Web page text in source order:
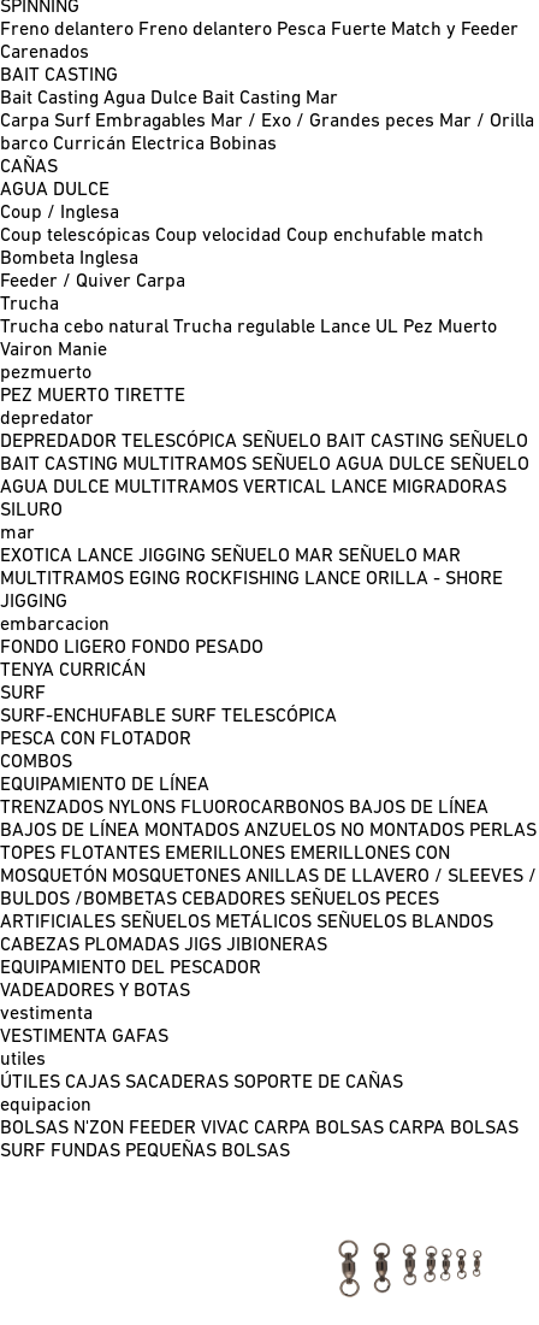
SPINNING
Freno delantero Freno delantero Pesca Fuerte Match y Feeder
Carenados
BAIT CASTING
Bait Casting Agua Dulce Bait Casting Mar
Carpa Surf Embragables Mar / Exo / Grandes peces Mar / Orilla
barco Curricán Electrica Bobinas
CAÑAS
AGUA DULCE
Coup / Inglesa
Coup telescópicas Coup velocidad Coup enchufable match
Bombeta
Inglesa
Feeder / Quiver Carpa
Trucha
Trucha cebo natural Trucha regulable Lance UL Pez Muerto
Vairon Manie
pezmuerto
PEZ MUERTO TIRETTE
depredator
DEPREDADOR TELESCÓPICA SEÑUELO BAIT CASTING SEÑUELO
BAIT CASTING MULTITRAMOS SEÑUELO AGUA DULCE SEÑUELO
AGUA DULCE MULTITRAMOS VERTICAL LANCE MIGRADORAS
SILURO
mar
EXOTICA LANCE JIGGING SEÑUELO MAR SEÑUELO MAR
MULTITRAMOS EGING ROCKFISHING LANCE ORILLA - SHORE
JIGGING
embarcacion
FONDO LIGERO FONDO PESADO
TENYA CURRICÁN
SURF
SURF-ENCHUFABLE SURF TELESCÓPICA
PESCA CON FLOTADOR
COMBOS
EQUIPAMIENTO DE LÍNEA
TRENZADOS NYLONS FLUOROCARBONOS BAJOS DE LÍNEA
BAJOS DE LÍNEA MONTADOS ANZUELOS NO MONTADOS PERLAS
TOPES FLOTANTES EMERILLONES EMERILLONES CON
MOSQUETÓN MOSQUETONES ANILLAS DE LLAVERO / SLEEVES /
BULDOS /BOMBETAS CEBADORES SEÑUELOS PECES
ARTIFICIALES SEÑUELOS METÁLICOS SEÑUELOS BLANDOS
CABEZAS PLOMADAS JIGS JIBIONERAS
EQUIPAMIENTO DEL PESCADOR
VADEADORES Y BOTAS
vestimenta
VESTIMENTA GAFAS
utiles
ÚTILES CAJAS SACADERAS SOPORTE DE CAÑAS
equipacion
BOLSAS N'ZON FEEDER VIVAC CARPA BOLSAS CARPA BOLSAS
SURF FUNDAS PEQUEÑAS BOLSAS